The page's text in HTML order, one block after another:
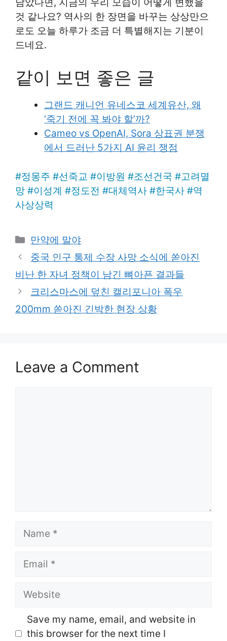
것 같나요? 역사의 한 장면을 바꾸는 상상만으
로도 오늘 하루가 조금 더 특별해지는 기분이
드네요.
같이 보면 좋은 글
그랜드 캐니언 유네스코 세계유산, 왜
‘죽기 전에 꼭 봐야 할’까?
Cameo vs OpenAI, Sora 상표권 분쟁
에서 드러난 5가지 AI 윤리 쟁점
#정몽주 #선죽교 #이방원 #조선건국 #고려멸
망 #이성계 #정도전 #대체역사 #한국사 #역
사상상력
Categories
만약에 말야
중국 인구 통제 수장 사망 소식에 쏟아진
비난 한 자녀 정책이 남긴 뼈아픈 결과들
크리스마스에 덮친 캘리포니아 폭우
200mm 쏟아진 긴박한 현장 상황
Leave a Comment
Name
Email
Website
Save my name, email, and website in
this browser for the next time I